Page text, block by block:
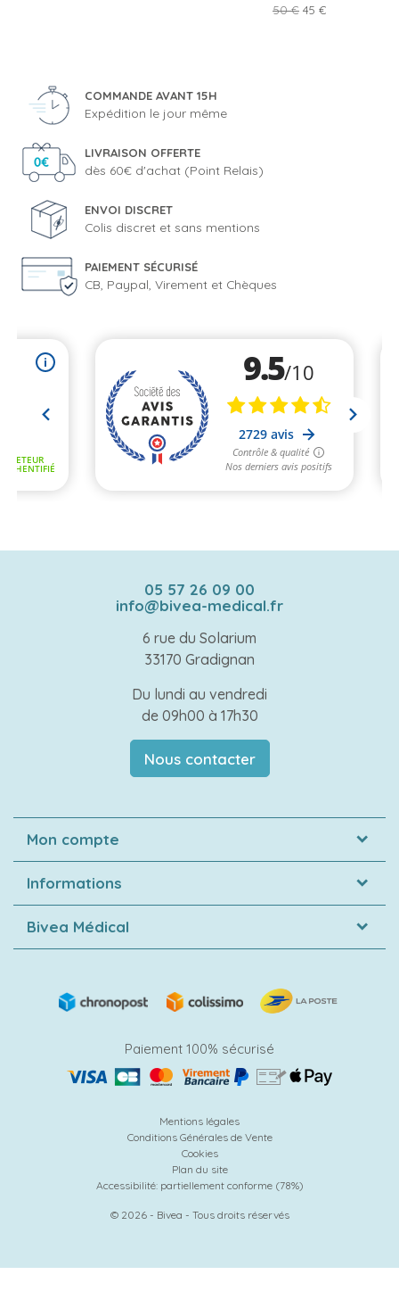
Prix
50 € Prix
45 €
COMMANDE AVANT 15H
Expédition le jour même
LIVRAISON OFFERTE
dès 60€ d'achat (Point Relais)
ENVOI DISCRET
Colis discret et sans mentions
PAIEMENT SÉCURISÉ
CB, Paypal, Virement et Chèques
05 57 26 09 00
info@bivea-medical.fr
6 rue du Solarium
33170 Gradignan
Du lundi au vendredi
de 09h00 à 17h30
Nous contacter
Mon compte
Informations
Bivea Médical
Paiement 100% sécurisé
Mentions légales
Conditions Générales de Vente
Cookies
Plan du site
Accessibilité: partiellement conforme (78%)
© 2026 - Bivea - Tous droits réservés